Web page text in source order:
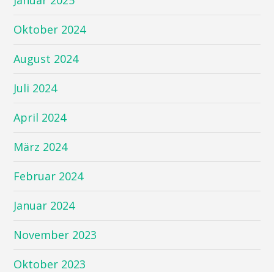
Oktober 2024
August 2024
Juli 2024
April 2024
März 2024
Februar 2024
Januar 2024
November 2023
Oktober 2023